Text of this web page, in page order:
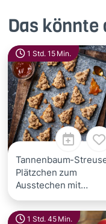
Das
1 Std. 15 Min.
Tannenbaum-
Plätzchen zum
Ausstechen mit
Aprikose
1 Std. 45 Min.